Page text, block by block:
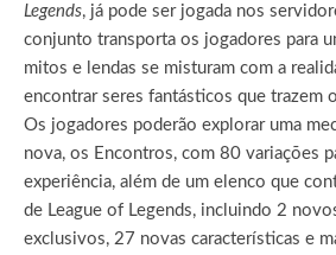
Legends, já pode ser jogada nos
conjunto transporta os jogadores para
mitos e lendas se misturam com a
encontrar seres fantásticos que trazem
Os jogadores poderão explorar uma
nova, os Encontros, com 80 variações
experiência, além de um elenco que
de League of Legends, incluindo 2
exclusivos, 27 novas características e